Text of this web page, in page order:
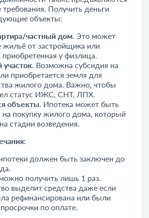
Получить деньги
объекты:
частный дом. Это может
жильё от застройщика или
приобретенная у физлица.
. Возможна субсидия на
приобретается земля для
жилого дома. Важно, чтобы
статус ИЖС, СНТ, ЛПХ.
объекты. Ипотека может быть
покупку жилого дома, который
стадии возведения.
должен быть заключен до
получить лишь 1 раз.
выделит средства даже если
рефинансирована или были
по оплате.